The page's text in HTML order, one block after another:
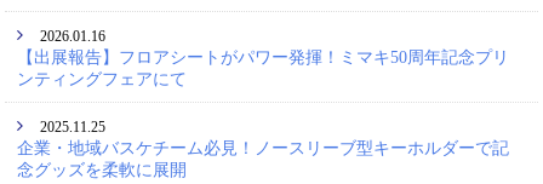
2026.01.16
【出展報告】フロアシートがパワー発揮！ミマキ50周年記念プリ
ンティングフェアにて
2025.11.25
企業・地域バスケチーム必見！ノースリーブ型キーホルダーで記
念グッズを柔軟に展開